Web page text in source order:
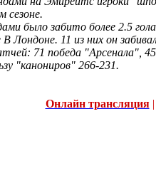
сезоне.
было забито более 2.5
Лондоне. 11 из них он
71 победа "Арсенала",
"канониров" 266-231.
Онлайн трансляция|